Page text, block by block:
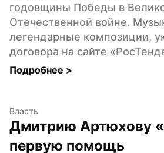
годовщины Победы в
Отечественной войне.
легендарные композиции,
договора на сайте
Подробнее >
Власть
Дмитрию Артюхову
первую помощь